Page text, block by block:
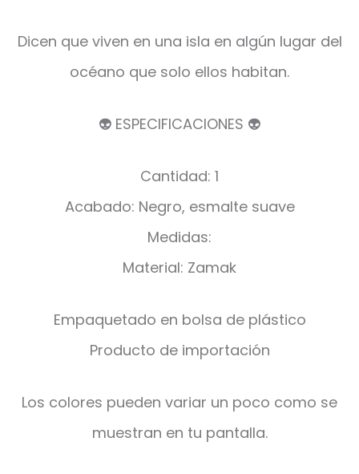
Dicen que viven en una isla en algún lugar del
océano que solo ellos habitan.
👽 ESPECIFICACIONES 👽
Cantidad: 1
Acabado: Negro, esmalte suave
Medidas:
Material: Zamak
Empaquetado en bolsa de plástico
Producto de importación
Los colores pueden variar un poco como se
muestran en tu pantalla.